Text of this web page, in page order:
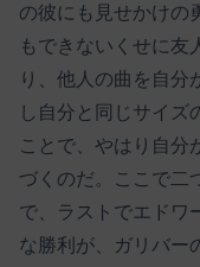
の彼にも見せかけの
もできないくせに友
り、他人の曲を自分
し自分と同じサイズ
ことで、やはり自分
づくのだ。ここで二
で、ラストでエドワ
な勝利が、ガリバー